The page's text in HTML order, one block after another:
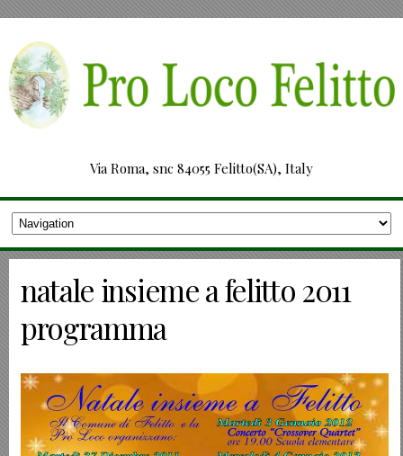
Via Roma, snc 84055 Felitto(SA), Italy
natale insieme a felitto 2011
programma